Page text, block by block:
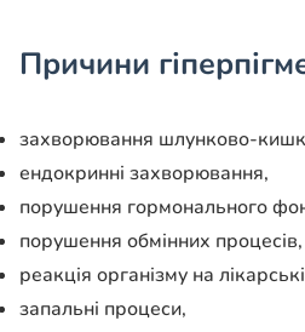
Причини
захворювання шлунково-
ендокринні захворювання,
порушення гормонального
порушення обмінних процесів,
реакція організму на
запальні процеси,